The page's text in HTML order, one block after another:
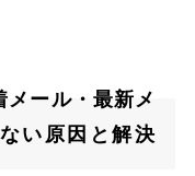
メール・最新メ
い原因と解決